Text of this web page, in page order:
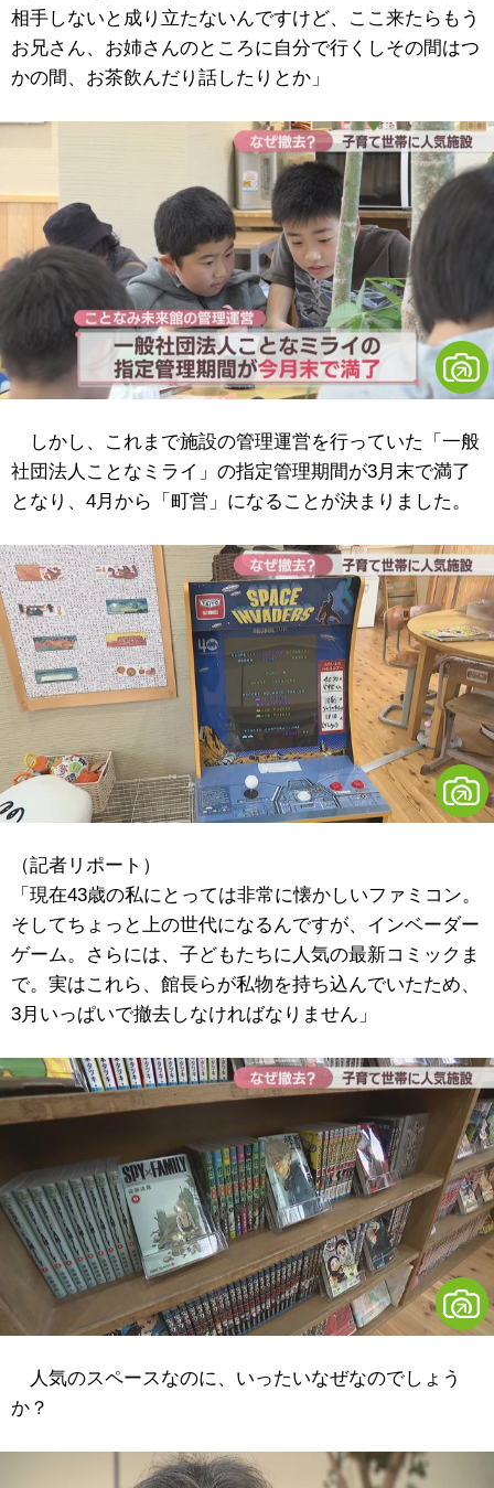
相手しないと成り立たないんですけど、ここ来たらもう
お兄さん、お姉さんのところに自分で行くしその間はつ
かの間、お茶飲んだり話したりとか」
しかし、これまで施設の管理運営を行っていた「一般
社団法人ことなミライ」の指定管理期間が3月末で満了
となり、4月から「町営」になることが決まりました。
（記者リポート）
「現在43歳の私にとっては非常に懐かしいファミコン。
そしてちょっと上の世代になるんですが、インベーダー
ゲーム。さらには、子どもたちに人気の最新コミックま
で。実はこれら、館長らが私物を持ち込んでいたため、
3月いっぱいで撤去しなければなりません」
人気のスペースなのに、いったいなぜなのでしょう
か？